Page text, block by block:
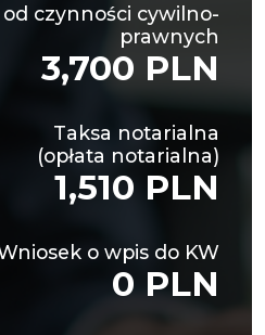
czynności cywilno-
prawnych
3,700 PLN
Taksa notarialna
(opłata notarialna)
1,510 PLN
o wpis do KW
0 PLN